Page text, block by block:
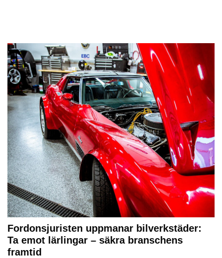
Fordonsjuristen uppmanar bilverkstäder:
Ta emot lärlingar – säkra branschens
framtid